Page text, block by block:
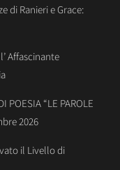
di Ranieri e Grace:
Affascinante
POESIA “LE PAROLE
2026
il Livello di